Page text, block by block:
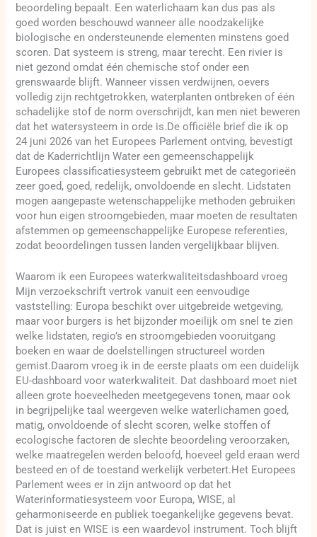
beoordeling bepaalt. Een waterlichaam kan dus pas als
goed worden beschouwd wanneer alle noodzakelijke
biologische en ondersteunende elementen minstens goed
scoren. Dat systeem is streng, maar terecht. Een rivier is
niet gezond omdat één chemische stof onder een
grenswaarde blijft. Wanneer vissen verdwijnen, oevers
volledig zijn rechtgetrokken, waterplanten ontbreken of één
schadelijke stof de norm overschrijdt, kan men niet beweren
dat het watersysteem in orde is.De officiële brief die ik op
24 juni 2026 van het Europees Parlement ontving, bevestigt
dat de Kaderrichtlijn Water een gemeenschappelijk
Europees classificatiesysteem gebruikt met de categorieën
zeer goed, goed, redelijk, onvoldoende en slecht. Lidstaten
mogen aangepaste wetenschappelijke methoden gebruiken
voor hun eigen stroomgebieden, maar moeten de resultaten
afstemmen op gemeenschappelijke Europese referenties,
zodat beoordelingen tussen landen vergelijkbaar blijven.
Waarom ik een Europees waterkwaliteitsdashboard vroeg
Mijn verzoekschrift vertrok vanuit een eenvoudige
vaststelling: Europa beschikt over uitgebreide wetgeving,
maar voor burgers is het bijzonder moeilijk om snel te zien
welke lidstaten, regio’s en stroomgebieden vooruitgang
boeken en waar de doelstellingen structureel worden
gemist.Daarom vroeg ik in de eerste plaats om een duidelijk
EU-dashboard voor waterkwaliteit. Dat dashboard moet niet
alleen grote hoeveelheden meetgegevens tonen, maar ook
in begrijpelijke taal weergeven welke waterlichamen goed,
matig, onvoldoende of slecht scoren, welke stoffen of
ecologische factoren de slechte beoordeling veroorzaken,
welke maatregelen werden beloofd, hoeveel geld eraan werd
besteed en of de toestand werkelijk verbetert.Het Europees
Parlement wees er in zijn antwoord op dat het
Waterinformatiesysteem voor Europa, WISE, al
geharmoniseerde en publiek toegankelijke gegevens bevat.
Dat is juist en WISE is een waardevol instrument. Toch blijft